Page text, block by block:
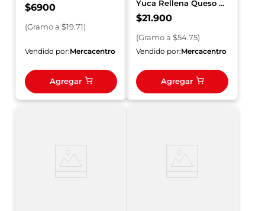
$6900
(Gramoa $19.71)
Vendido por:Mercacentro
Agregar
Yuca Rellena Queso x
4 und 400 g
$21.900
(Gramoa $54.75)
Vendido por:Mercacentro
Agregar